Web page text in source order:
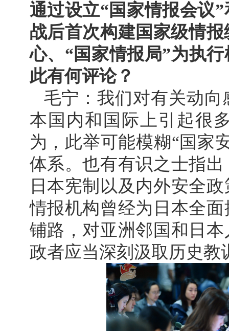
通过设立“国家情报会议
战后首次构建国家级情
心、“国家情报局”为执
此有何评论？
毛宁：我们对有关动
本国内和国际上引起很
为，此举可能模糊“国家
体系。也有有识之士指
日本宪制以及内外安全
情报机构曾经为日本全
铺路，对亚洲邻国和日
政者应当深刻汲取历史教